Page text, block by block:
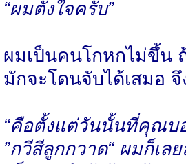
“ผมตั้งใจครับ”
ผมเป็นคนโกหกไม่ขึ้น
มักจะโดนจับได้เสมอ
“คือตั้งแต่วันนั้นที่คุณบ
”กวีสีลูกกวาด“ ผมก็เ